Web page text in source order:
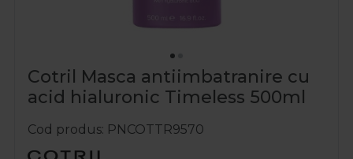
Cotril Masca antiimbatranire cu
acid hialuronic Timeless 500ml
Cod produs PNCOTTR9570